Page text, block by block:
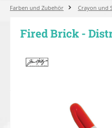
Farben und Zubehör Crayon und
Fired Brick -
Bildergalerie überspringen